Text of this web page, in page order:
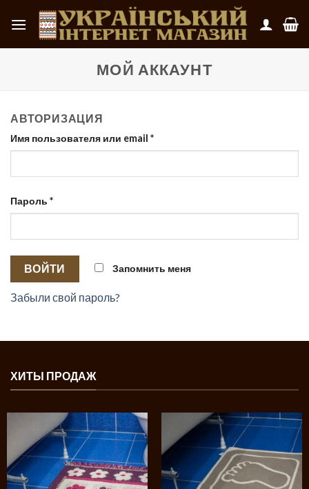
МОЙ АККАУНТ
АВТОРИЗАЦИЯ
Имя пользователя или email *
Пароль *
ВОЙТИ Запомнить меня
Забыли свой пароль?
ХИТЫ ПРОДАЖ